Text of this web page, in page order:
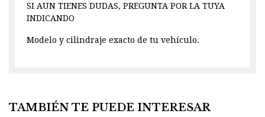
SI AUN TIENES DUDAS, PREGUNTA POR LA TUYA
INDICANDO
Modelo y cilindraje exacto de tu vehículo.
TAMBIÉN TE PUEDE INTERESAR